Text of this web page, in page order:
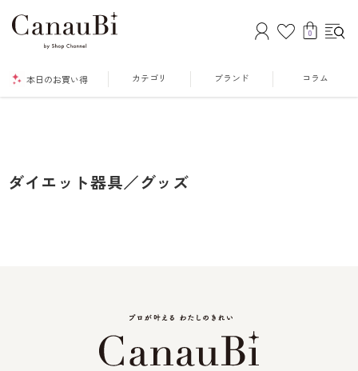
0
本日のお買い得 カテゴリ ブランド コラム
ダイエット器具／グッズ